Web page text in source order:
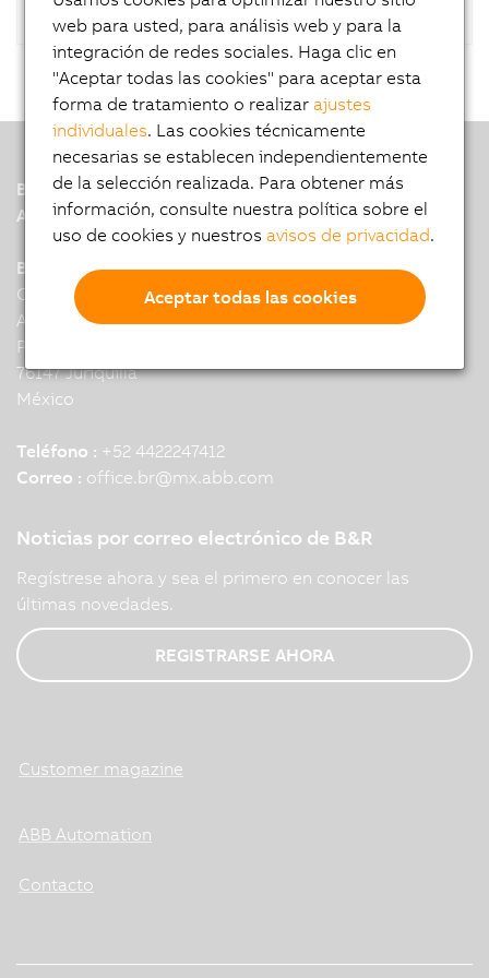
B&R
A member of the ABB Group
B&R Mexico Querétaro
Corporativo Up Town II
Anillo Vial Fray Junipero Serra 21260
Piso 8 Oficina E
76147 Juriquilla
México
Teléfono : +52 4422247412
Correo : office.br@mx.abb.com
Noticias por correo electrónico de B&R
Regístrese ahora y sea el primero en conocer las
últimas novedades.
REGISTRARSE AHORA
Customer magazine
ABB Automation
Contacto
web para usted, para análisis web y para la
integración de redes sociales. Haga clic en
"Aceptar todas las cookies" para aceptar esta
forma de tratamiento o realizarajustes
individuales. Las cookies técnicamente
necesarias se establecen independientemente
de la selección realizada. Para obtener más
información, consulte nuestra política sobre el
uso de cookies y nuestrosavisos de privacidad.
Aceptar todas las cookies